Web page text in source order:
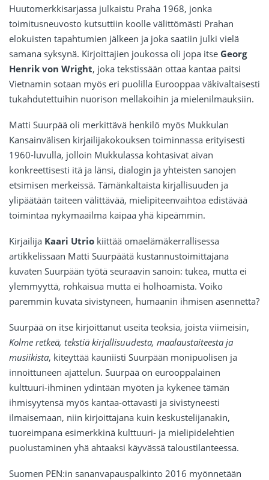
Huutomerkkisarjassa julkaistu Praha 1968, jonka
toimitusneuvosto kutsuttiin koolle välittömästi Prahan
elokuisten tapahtumien jälkeen ja joka saatiin julki vielä
samana syksynä. Kirjoittajien joukossa oli jopa itse Georg
Henrik von Wright, joka tekstissään ottaa kantaa paitsi
Vietnamin sotaan myös eri puolilla Eurooppaa väkivaltaisesti
tukahdutettuihin nuorison mellakoihin ja mielenilmauksiin.
Matti Suurpää oli merkittävä henkilö myös Mukkulan
Kansainvälisen kirjailijakokouksen toiminnassa erityisesti
1960-luvulla, jolloin Mukkulassa kohtasivat aivan
konkreettisesti itä ja länsi, dialogin ja yhteisten sanojen
etsimisen merkeissä. Tämänkaltaista kirjallisuuden ja
ylipäätään taiteen välittävää, mielipiteenvaihtoa edistävää
toimintaa nykymaailma kaipaa yhä kipeämmin.
Kirjailija Kaari Utrio kiittää omaelämäkerrallisessa
artikkelissaan Matti Suurpäätä kustannustoimittajana
kuvaten Suurpään työtä seuraavin sanoin: tukea, mutta ei
ylemmyyttä, rohkaisua mutta ei holhoamista. Voiko
paremmin kuvata sivistyneen, humaanin ihmisen asennetta?
Suurpää on itse kirjoittanut useita teoksia, joista viimeisin,
Kolme retkeä, tekstiä kirjallisuudesta, maalaustaiteesta ja
musiikista, kiteyttää kauniisti Suurpään monipuolisen ja
innoittuneen ajattelun. Suurpää on eurooppalainen
kulttuuri-ihminen ydintään myöten ja kykenee tämän
ihmisyytensä myös kantaa-ottavasti ja sivistyneesti
ilmaisemaan, niin kirjoittajana kuin keskustelijanakin,
tuoreimpana esimerkkinä kulttuuri- ja mielipidelehtien
puolustaminen yhä ahtaaksi käyvässä taloustilanteessa.
Suomen PEN:in sananvapauspalkinto 2016 myönnetään